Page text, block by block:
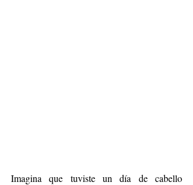
Imagina que tuviste un día de cabello